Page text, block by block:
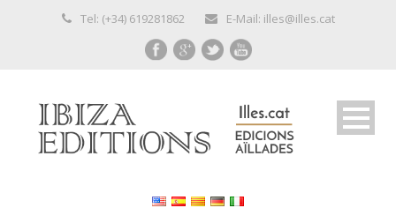
Tel: (+34) 619281862 E-Mail: illes@illes.cat